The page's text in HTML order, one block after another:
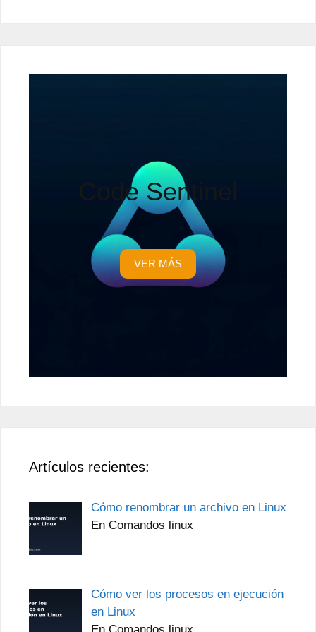
Code Sentinel
VER MÁS
Artículos recientes:
Cómo renombrar un archivo en Linux
En Comandos linux
Cómo ver los procesos en ejecución
en Linux